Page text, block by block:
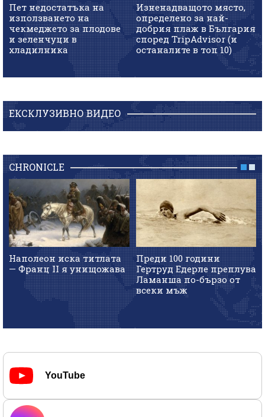
Пет недостатъка на
използването на
чекмеджето за плодове
и зеленчуци в
хладилника
Изненадващото място,
определено за най-
добрия плаж в България
според TripAdvisor (и
останалите в топ 10)
ЕКСКЛУЗИВНО ВИДЕО
CHRONICLE
Наполеон иска титлата
— Франц II я унищожава
Преди 100 години
Гертруд Едерле преплува
Ламанша по-бързо от
всеки мъж
YouTube